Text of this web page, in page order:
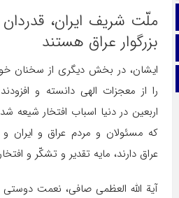
آپارات
اینستاگرام
تلگرام
ملّت شریف ایران،
بزرگوار عراق هستند
ایشان، در بخش دیگری از سخنان
را از معجزات الهی دانسته و
اربعین در دنیا اسباب افتخار شیعه
که مسئولان و مردم عراق و ایران
عراق دارند، مایه تقدیر و تشکّر و
آیة الله العظمی صافی، نعمت